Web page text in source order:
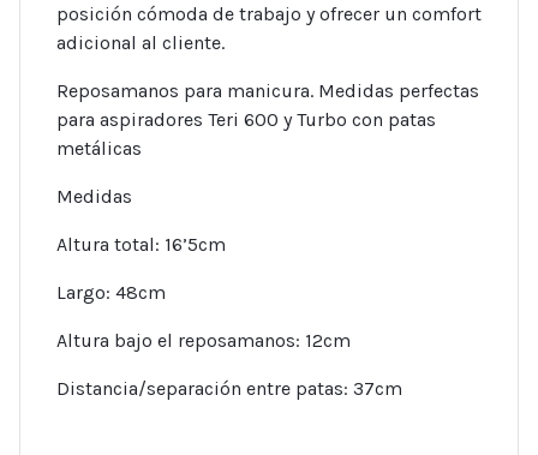
posición cómoda de trabajo y ofrecer un comfort
adicional al cliente.
Reposamanos para manicura. Medidas perfectas
para aspiradores Teri 600 y Turbo con patas
metálicas
Medidas
Altura total: 16’5cm
Largo: 48cm
Altura bajo el reposamanos: 12cm
Distancia/separación entre patas: 37cm